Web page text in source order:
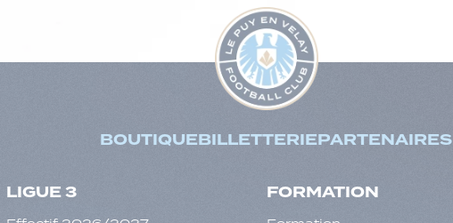
BOUTIQUEBILLETTERIEPARTENAIRES
LIGUE 3 FORMATION